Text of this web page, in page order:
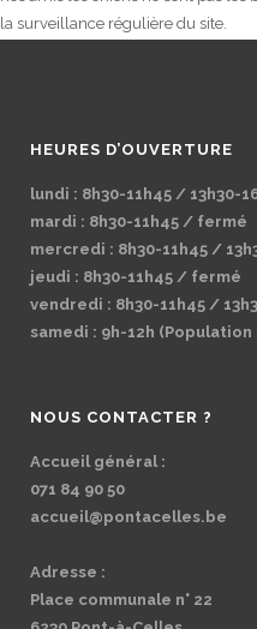
la surveillance régulière du site.
HEURES D’OUVERTURE
lundi : 8h30-11h45 / 13h30-
mardi : 8h30-11h45 / fermé
mercredi : 8h30-11h45 /
jeudi : 8h30-11h45 / fermé
vendredi : 8h30-11h45 /
samedi : 9h-12h
NOUS CONTACTER ?
Accueil général :
071 84 90 50
accueil@pontacelles.be
Adresse :
Place communale n° 22